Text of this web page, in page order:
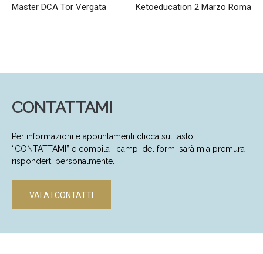
Master DCA Tor Vergata Ketoeducation 2 Marzo Roma
CONTATTAMI
Per informazioni e appuntamenti clicca sul tasto
“CONTATTAMI” e compila i campi del form, sarà mia premura
risponderti personalmente.
VAI A I CONTATTI